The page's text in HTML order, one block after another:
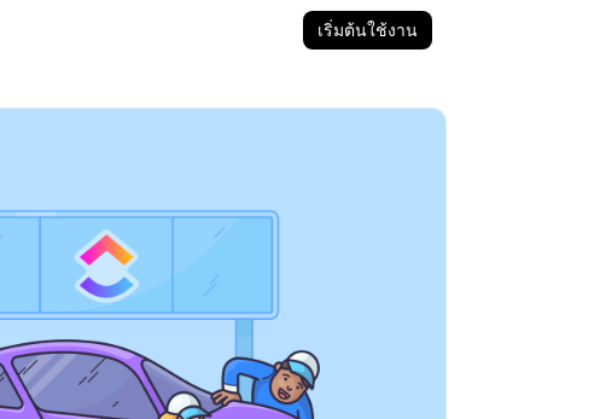
เริ่มต้นใช้งาน